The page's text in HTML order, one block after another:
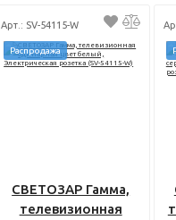
Арт.: SV-54115-W
Распродажа
СВЕТОЗАР Гамма,
телевизионная